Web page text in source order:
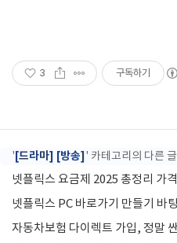
3 구독하기
' [드라마] [방송] ' 카테고리의 다른 글